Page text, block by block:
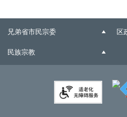
兄弟省市民宗委 区
民族宗教